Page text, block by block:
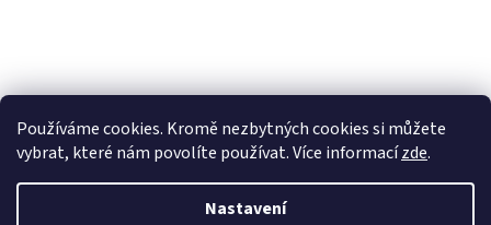
Používáme cookies. Kromě nezbytných cookies si můžete
vybrat, které nám povolíte používat. Více informacízde.
Nastavení
Vytvořil Shoptet